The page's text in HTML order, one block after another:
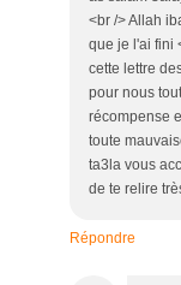
<br /> Allah
que je l'ai fini
cette lettre
pour nous
récompense
toute
ta3la vous
de te relire
Répondre